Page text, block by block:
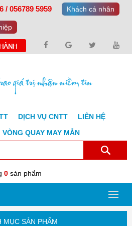
/ 056789 5959 Khách cá nhân
DỊCH VỤ CNTT
LIÊN HỆ
VÒNG QUAY MAY MẮN
0 sản phẩm
MỤC SẢN PHẨM